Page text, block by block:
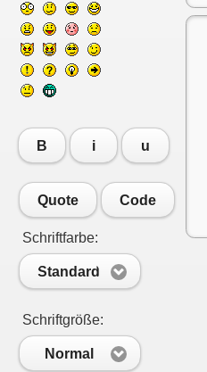
B i u
Quote Code
Schriftfarbe:
Standard
Schriftgröße:
Normal